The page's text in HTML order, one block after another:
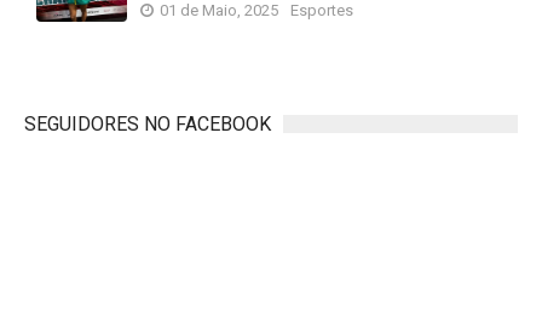
01 de Maio, 2025 Esportes
SEGUIDORES NO FACEBOOK